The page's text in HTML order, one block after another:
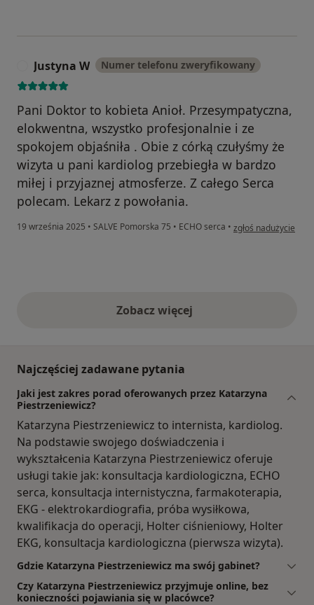
Justyna W Numer telefonu zweryfikowany
Pani Doktor to kobieta Anioł. Przesympatyczna,
elokwentna, wszystko profesjonalnie i ze
spokojem objaśniła . Obie z córką czułyśmy że
wizyta u pani kardiolog przebiegła w bardzo
miłej i przyjaznej atmosferze. Z całego Serca
polecam. Lekarz z powołania.
19 września 2025 • SALVE Pomorska 75 • ECHO serca • w opinii użytkownika
zgłoś nadużycie
Zobacz więcejopinie powyżej
Najczęściej zadawane pytania
Jaki jest zakres porad oferowanych przez Katarzyna
Piestrzeniewicz?
Katarzyna Piestrzeniewicz to internista, kardiolog.
Na podstawie swojego doświadczenia i
wykształcenia Katarzyna Piestrzeniewicz oferuje
usługi takie jak: konsultacja kardiologiczna, ECHO
serca, konsultacja internistyczna, farmakoterapia,
EKG - elektrokardiografia, próba wysiłkowa,
kwalifikacja do operacji, Holter ciśnieniowy, Holter
EKG, konsultacja kardiologiczna (pierwsza wizyta).
Gdzie Katarzyna Piestrzeniewicz ma swój gabinet?
Czy Katarzyna Piestrzeniewicz przyjmuje online, bez
konieczności pojawiania się w placówce?